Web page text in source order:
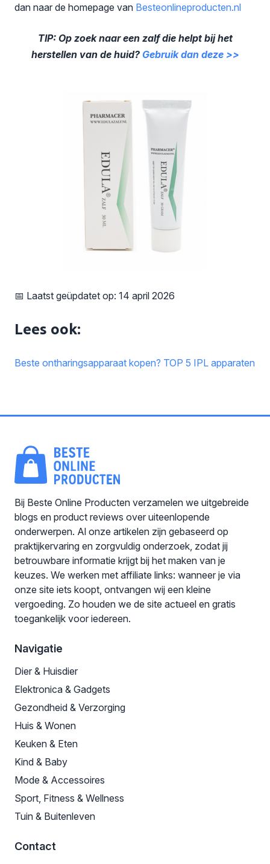
dan naar de homepage van Besteonlineproducten.nl
TIP: Op zoek naar een zalf die helpt bij het
herstellen van de huid? Gebruik dan deze >>
📅 Laatst geüpdatet op: 14 april 2026
Lees ook:
Beste ontharingsapparaat kopen? TOP 5 IPL apparaten
Bij Beste Online Producten verzamelen we uitgebreide
blogs en product reviews over uiteenlopende
onderwerpen. Al onze artikelen zijn gebaseerd op
praktijkervaring en zorgvuldig onderzoek, zodat jij
betrouwbare informatie krijgt bij het maken van je
keuzes. We werken met affiliate links: wanneer je via
onze site iets koopt, ontvangen wij een kleine
vergoeding. Zo houden we de site actueel en gratis
toegankelijk voor iedereen.
Navigatie
Dier & Huisdier
Elektronica & Gadgets
Gezondheid & Verzorging
Huis & Wonen
Keuken & Eten
Kind & Baby
Mode & Accessoires
Sport, Fitness & Wellness
Tuin & Buitenleven
Contact